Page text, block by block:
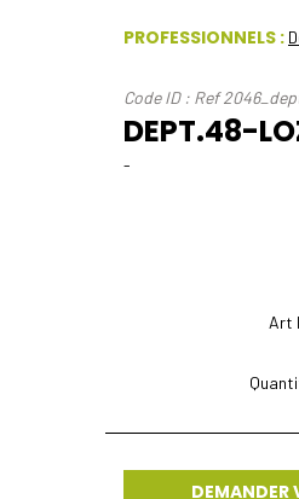
PROFESSIONNELS :
Code ID : Ref
DEPT.48-
-
Art
DEMANDER